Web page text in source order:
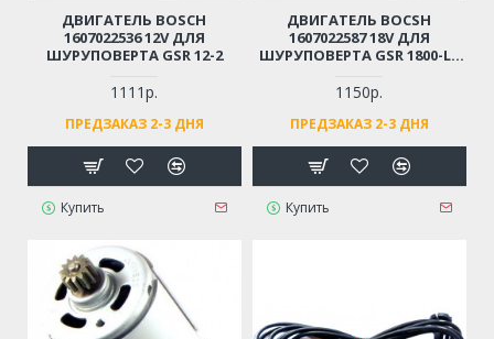
ДВИГАТЕЛЬ BOSCH
1607022536 12V ДЛЯ
ШУРУПОВЕРТА GSR 12-2
1111р.
ПРЕДЗАКАЗ 2-3 ДНЯ
Купить
ДВИГАТЕЛЬ BOCSH
1607022587 18V ДЛЯ
ШУРУПОВЕРТА GSR 1800-LI,
1150р.
ПРЕДЗАКАЗ 2-3 ДНЯ
Купить